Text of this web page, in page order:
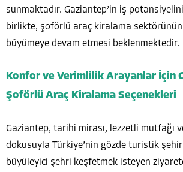
sunmaktadır. Gaziantep’in iş
birlikte, şoförlü araç kiralama sektörünün
büyümeye devam etmesi beklenmektedir.
Konfor ve Verimlilik Arayanlar İçin
Şoförlü Araç Kiralama Seçenekleri
Gaziantep, tarihi mirası, lezzetli mutfağı
dokusuyla Türkiye’nin gözde turistik
büyüleyici şehri keşfetmek isteyen